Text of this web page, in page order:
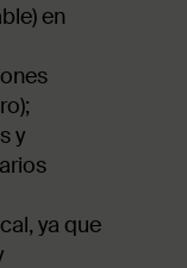
en
y
ya que